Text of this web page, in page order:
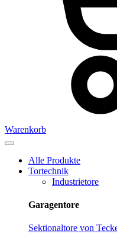
Warenkorb
Alle Produkte
Tortechnik
Industrietore
Garagentore
Sektionaltore von